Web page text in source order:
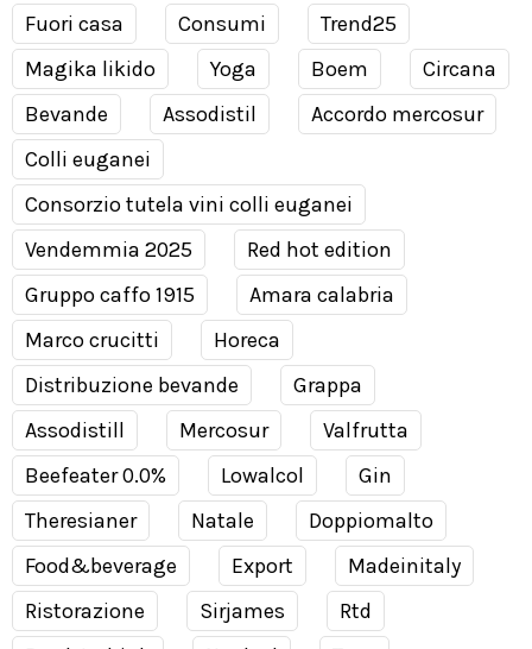
Fuori casa
Consumi
Trend25
Magika likido
Yoga Boem
Circana
Bevande
Assodistil
Accordo mercosur
Colli euganei
Consorzio tutela vini colli euganei
Vendemmia 2025
Red hot edition
Gruppo caffo 1915
Amara calabria
Marco crucitti
Horeca
Distribuzione bevande
Grappa
Assodistill
Mercosur
Valfrutta
Beefeater 0.0%
Lowalcol
Gin
Theresianer
Natale
Doppiomalto
Food&beverage
Export
Madeinitaly
Ristorazione
Sirjames
Rtd